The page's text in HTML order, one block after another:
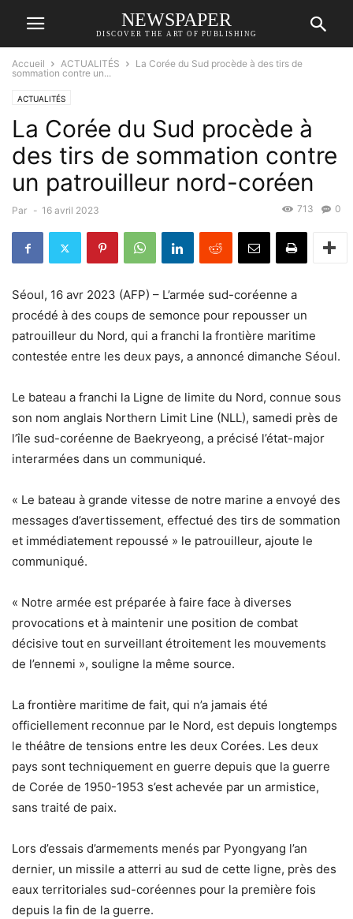
NEWSPAPER
DISCOVER THE ART OF PUBLISHING
Accueil ACTUALITÉS
La Corée du Sud procède à des tirs de
sommation contre un...
ACTUALITÉS
La Corée du Sud procède à
des tirs de sommation contre
un patrouilleur nord-coréen
Par - 16 avril 2023 0
713
Séoul, 16 avr 2023 (AFP) – L’armée sud-coréenne a
procédé à des coups de semonce pour repousser un
patrouilleur du Nord, qui a franchi la frontière maritime
contestée entre les deux pays, a annoncé dimanche Séoul.
Le bateau a franchi la Ligne de limite du Nord, connue sous
son nom anglais Northern Limit Line (NLL), samedi près de
l’île sud-coréenne de Baekryeong, a précisé l’état-major
interarmées dans un communiqué.
« Le bateau à grande vitesse de notre marine a envoyé des
messages d’avertissement, effectué des tirs de sommation
et immédiatement repoussé » le patrouilleur, ajoute le
communiqué.
« Notre armée est préparée à faire face à diverses
provocations et à maintenir une position de combat
décisive tout en surveillant étroitement les mouvements
de l’ennemi », souligne la même source.
La frontière maritime de fait, qui n’a jamais été
officiellement reconnue par le Nord, est depuis longtemps
le théâtre de tensions entre les deux Corées. Les deux
pays sont techniquement en guerre depuis que la guerre
de Corée de 1950-1953 s’est achevée par un armistice,
sans traité de paix.
Lors d’essais d’armements menés par Pyongyang l’an
dernier, un missile a atterri au sud de cette ligne, près des
eaux territoriales sud-coréennes pour la première fois
depuis la fin de la guerre.